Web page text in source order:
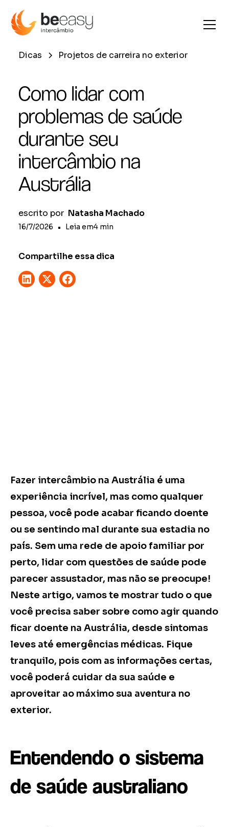
Dicas Projetos de carreira no exterior
Como lidar com
problemas de saúde
durante seu
intercâmbio na
Austrália
escrito por Natasha Machado
16/7/2026 • Leia em4 min
Compartilhe essa dica
Fazer intercâmbio na Austrália é uma
experiência incrível, mas como qualquer
pessoa, você pode acabar ficando doente
ou se sentindo mal durante sua estadia no
país. Sem uma rede de apoio familiar por
perto, lidar com questões de saúde pode
parecer assustador, mas não se preocupe!
Neste artigo, vamos te mostrar tudo o que
você precisa saber sobre como agir quando
ficar doente na Austrália, desde sintomas
leves até emergências médicas. Fique
tranquilo, pois com as informações certas,
você poderá cuidar da sua saúde e
aproveitar ao máximo sua aventura no
exterior.
Entendendo o sistema
de saúde australiano